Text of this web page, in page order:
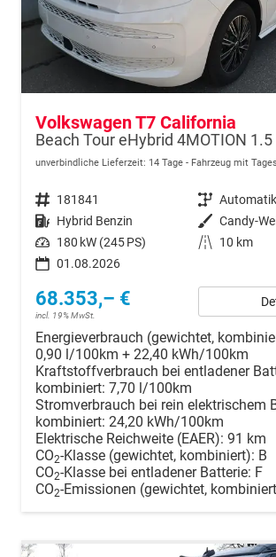
Volkswagen T7 California
Beach Tour eHybrid 4MOTION 1.5
unverbindliche Lieferzeit: 14 Tage Fahrzeug mit
Fahrzeugnr. 181841 Getriebe Automatik
Kraftstoff Hybrid Benzin Außenfarbe Candy-
Leistung 180 kW (245 PS) Kilometerstand
10 km
01.08.2026
68.353,– €
incl. 19% MwSt.
Energieverbrauch (gewichtet,
0,90 l/100km + 22,40 kWh/100km
Kraftstoffverbrauch bei entladener
kombiniert: 7,70 l/100km
Stromverbrauch bei rein elektrischem
kombiniert: 24,20 kWh/100km
Elektrische Reichweite (EAER): 91 km
CO2-Klasse (gewichtet, kombiniert): B
CO2-Klasse bei entladener Batterie: F
CO2-Emissionen (gewichtet,